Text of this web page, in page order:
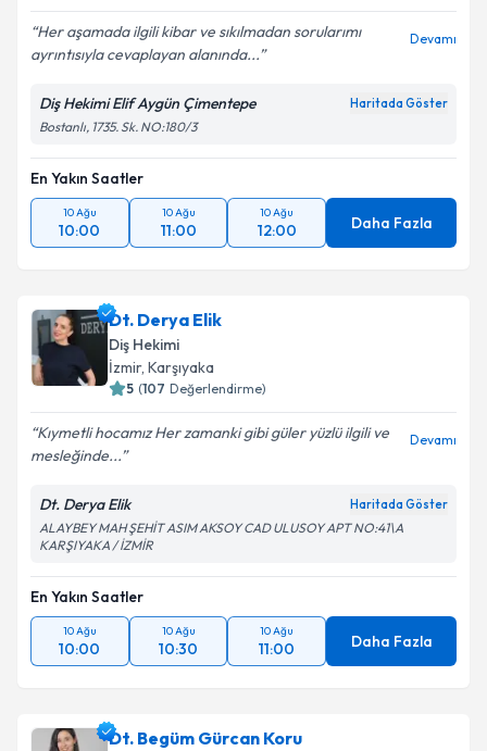
Her aşamada ilgili kibar ve sıkılmadan sorularımı
ayrıntısıyla cevaplayan alanında...
Devamı
Diş Hekimi Elif Aygün Çimentepe Haritada Göster
Bostanlı, 1735. Sk. NO:180/3
En Yakın Saatler
10 Ağu
10:00
10 Ağu
11:00
10 Ağu
12:00 Daha Fazla
Dt. Derya Elik
Diş Hekimi
İzmir, Karşıyaka
5 (107 Değerlendirme)
Kıymetli hocamız Her zamanki gibi güler yüzlü ilgili ve
mesleğinde...
Devamı
Dt. Derya Elik Haritada Göster
ALAYBEY MAH ŞEHİT ASIM AKSOY CAD ULUSOY APT NO:41\A
KARŞIYAKA / İZMİR
En Yakın Saatler
10 Ağu
10:00
10 Ağu
10:30
10 Ağu
11:00 Daha Fazla
Dt. Begüm Gürcan Koru